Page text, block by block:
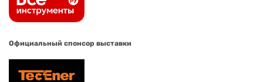
Официальный спонсор выставки